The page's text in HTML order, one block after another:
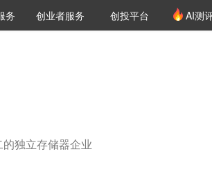
构库
推介
务 创投氪堂
创业者服务 创投平台 AI测
独立存储器企业